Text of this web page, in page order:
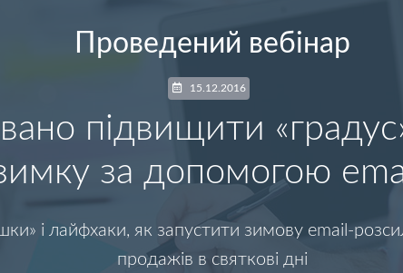
Проведений вебінар
15.12.2016
підвищити
за допомогою
і лайфхаки, як запустити зимову email-
продажів в святкові дні